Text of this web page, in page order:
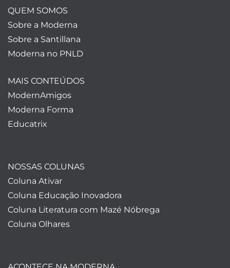
QUEM SOMOS
Sobre a Moderna
Sobre a Santillana
Moderna no PNLD
MAIS CONTEÚDOS
ModernAmigos
Moderna Forma
Educatrix
NOSSAS COLUNAS
Coluna Ativar
Coluna Educação Inovadora
Coluna Literatura com Mazé Nóbrega
Coluna Olhares